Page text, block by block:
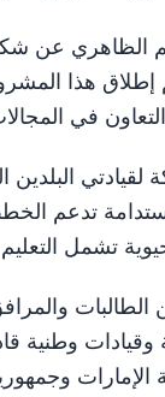
الظاهري عن
هذا المشروع
في المجالات
لقيادتي
تدعم
تشمل التعليم
والمرافق
وطنية
الإمارات